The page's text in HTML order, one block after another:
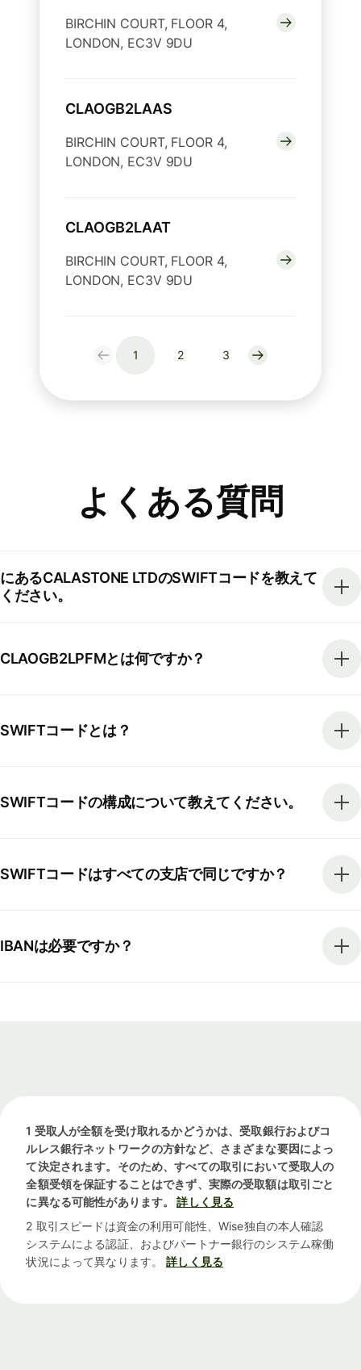
BIRCHIN COURT, FLOOR 4,
LONDON, EC3V 9DU
CLAOGB2LAAS
BIRCHIN COURT, FLOOR 4,
LONDON, EC3V 9DU
CLAOGB2LAAT
BIRCHIN COURT, FLOOR 4,
LONDON, EC3V 9DU
1 2 3
よくある質問
にあるCALASTONE LTDのSWIFTコードを教えて
ください。
CLAOGB2LPFMとは何ですか？
SWIFTコードとは？
SWIFTコードの構成について教えてください。
SWIFTコードはすべての支店で同じですか？
IBANは必要ですか？
1 受取人が全額を受け取れるかどうかは、受取銀行およびコ
ルレス銀行ネットワークの方針など、さまざまな要因によっ
て決定されます。そのため、すべての取引において受取人の
全額受領を保証することはできず、実際の受取額は取引ごと
に異なる可能性があります。
詳しく見る
2 取引スピードは資金の利用可能性、Wise独自の本人確認
システムによる認証、およびパートナー銀行のシステム稼働
状況によって異なります。
詳しく見る